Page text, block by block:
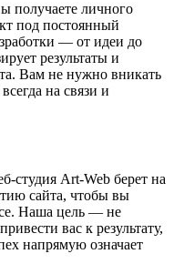
получаете личного
под постоянный
— от идеи до
результаты и
Вам не нужно вникать
на связи и
студия Art-Web берет на
сайта, чтобы вы
Наша цель — не
вас к результату,
напрямую означает